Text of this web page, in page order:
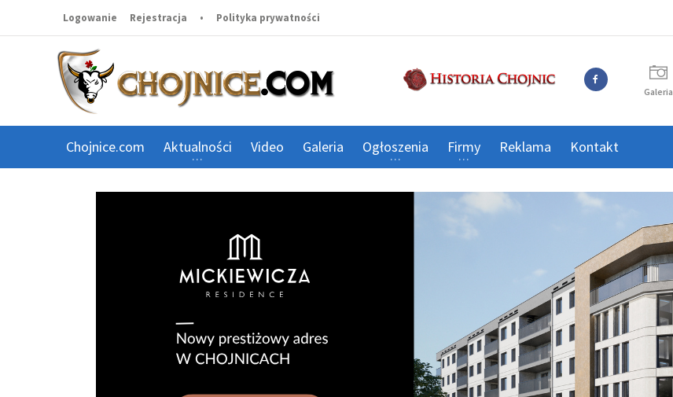
Logowanie Rejestracja • Polityka prywatności
Galeria
Chojnice.com Aktualności Video Galeria Ogłoszenia Firmy Reklama Kontakt